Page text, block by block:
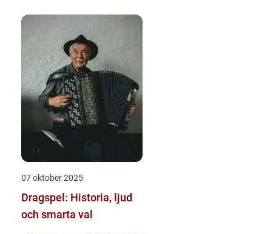
07 oktober 2025
Dragspel: Historia, ljud
och smarta val